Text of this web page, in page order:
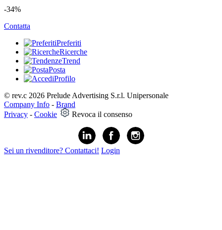
-34%
Contatta
Preferiti
Ricerche
Trend
Posta
Profilo
© rev.c 2026 Prelude Advertising S.r.l. Unipersonale
Company Info - Brand
Privacy - Cookie Revoca il consenso
Sei un rivenditore? Contattaci! Login